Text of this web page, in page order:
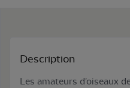
Description
Les amateurs d'oiseaux